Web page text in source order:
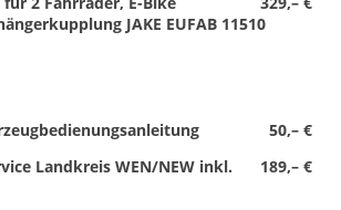
JAKE EUFAB 11510
50,– €
189,– €
Landkreis WEN/NEW inkl.